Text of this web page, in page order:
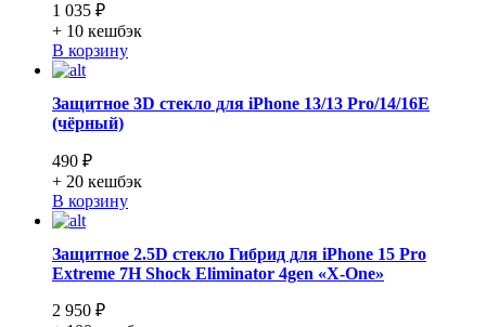
1 035 ₽
+ 10 кешбэк
В корзину
Защитное 3D стекло для iPhone 13/13 Pro/14/16E
(чёрный)
490 ₽
+ 20 кешбэк
В корзину
Защитное 2.5D стекло Гибрид для iPhone 15 Pro
Extreme 7H Shock Eliminator 4gen «X-One»
2 950 ₽